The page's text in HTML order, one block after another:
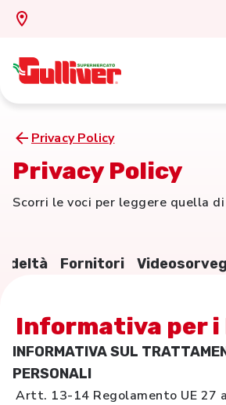
Privacy Policy
Privacy Policy
Scorri le voci per leggere quella
Fornitori
Informativa per
INFORMATIVA SUL
PERSONALI
Artt. 13-14 Regolamento UE 27